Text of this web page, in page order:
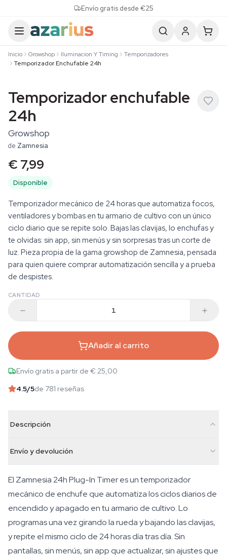
Envío gratis desde €25
Inicio Growshop Iluminacion Y Timing
Temporizadores
Temporizador Enchufable 24h
Temporizador enchufable
24h
Growshop
de Zamnesia
€ 7,99
Disponible
Temporizador mecánico de 24 horas que automatiza focos,
ventiladores y bombas en tu armario de cultivo con un único
ciclo diario que se repite solo. Bajas las clavijas, lo enchufas y
te olvidas: sin app, sin menús y sin sorpresas tras un corte de
luz. Pieza propia de la gama growshop de Zamnesia, pensada
para quien quiere comprar automatización sencilla y a prueba
de despistes.
CANTIDAD
Añadir al carrito
Envío gratis a partir de € 25,00
4.5/5de 781 reseñas
Descripción
Envío y devolución
El Zamnesia 24h Plug-In Timer es un temporizador
mecánico de enchufe que automatiza los ciclos diarios de
encendido y apagado en tu armario de cultivo. Lo
programas una vez girando la rueda y bajando las clavijas,
y repite el mismo ciclo de 24 horas día tras día. Sin
pantallas, sin menús, sin app que actualizar, sin ajustes que